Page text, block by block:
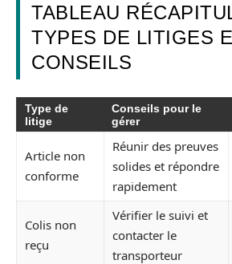
TABLEAU
TYPES DE LITIGES
CONSEILS
Type de
litige
Conseils pour le
gérer
Article non
conforme
Réunir des preuves
solides et répondre
rapidement
Colis non
reçu
Vérifier le suivi et
contacter le
transporteur